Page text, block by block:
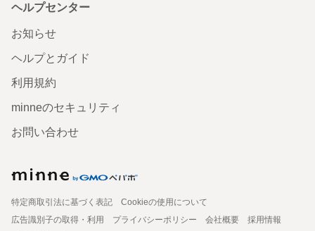
ヘルプセンター
お知らせ
ヘルプとガイド
利用規約
minneのセキュリティ
お問い合わせ
特定商取引法に基づく表記
Cookieの使用について
広告識別子の取得・利用
プライバシーポリシー 会社概要
採用情報